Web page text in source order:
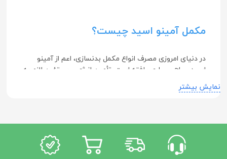
مکمل آمینو اسید چیست؟
در دنیای امروزی مصرف انواع مکمل بدنسازی، اعم از آمینو
اسید، رواج بسیاری یافته است. تأمین انرژی و پروتئین لازم به
بدن، همراه با انجام حرکات سخت ورزشی، می‌تواند شما را به
سرعت به اندام دلخواهتان برساند. آمینو اسیدها گروهی از
تشکیل شده‌اند.
این سه گروه در ساختار هر اسید آمینه‌ای ویژه هستند. باید به
این نکته توجه کرد که واژه آمینواسید، مخفف آلفا آمینو
نمایش بیشتر